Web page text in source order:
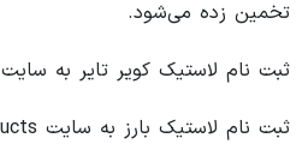
تخمین زده می‌شود.
ثبت نام لاستیک کویر تایر به سایت www.kavirtire.ir/esale
ثبت نام لاستیک بارز به سایت www.barez.org/products